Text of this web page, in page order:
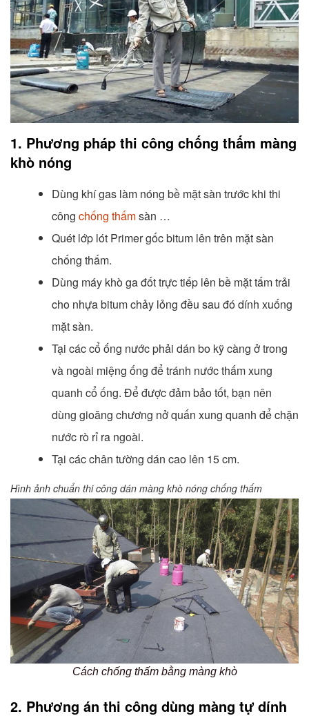
1. Phương pháp thi công chống thấm màng
khò nóng
Dùng khí gas làm nóng bề mặt sàn trước khi thi
công chống thấmsàn …
Quét lớp lót Primer gốc bitum lên trên mặt sàn
chống thấm.
Dùng máy khò ga đốt trực tiếp lên bề mặt tấm trải
cho nhựa bitum chảy lỏng đều sau đó dính xuống
mặt sàn.
Tại các cổ ống nước phải dán bo kỹ càng ở trong
và ngoài miệng ống để tránh nước thấm xung
quanh cổ ống. Để được đảm bảo tốt, bạn nên
dùng gioăng chương nở quấn xung quanh để chặn
nước rò rỉ ra ngoài.
Tại các chân tường dán cao lên 15 cm.
Hình ảnh chuẩn thi công dán màng khò nóng chống thấm
Cách chống thấm bằng màng khò
2. Phương án thi công dùng màng tự dính